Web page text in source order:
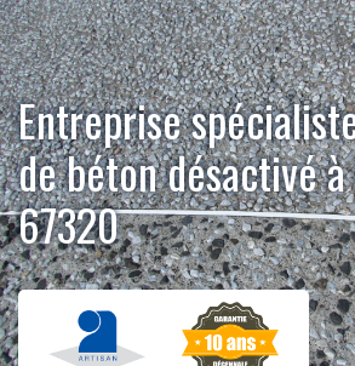
Entreprise
de béton désactivé
67320